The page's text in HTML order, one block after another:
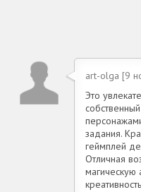
art-olga [9
Это
задания.
геймплей
Отличная
магическую